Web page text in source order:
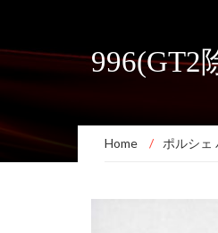
996(GT2
Home / ポルシェ